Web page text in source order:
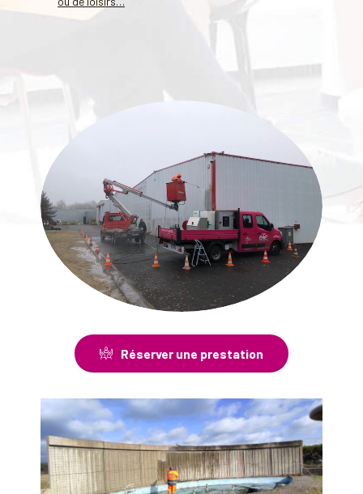
Réserver une prestation